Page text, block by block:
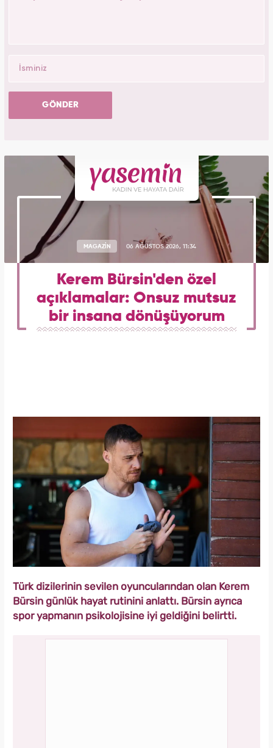
GÖNDER
MAGAZİN 06 AĞUSTOS 2026, 11:34
Kerem Bürsin'den özel
açıklamalar: Onsuz mutsuz
bir insana dönüşüyorum
Türk dizilerinin sevilen oyuncularından olan Kerem
Bürsin günlük hayat rutinini anlattı. Bürsin ayrıca
spor yapmanın psikolojisine iyi geldiğini belirtti.